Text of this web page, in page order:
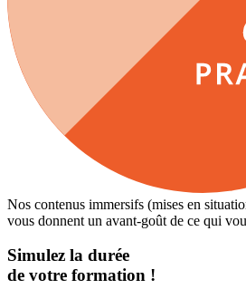
Nos contenus immersifs (mises en
vous donnent un avant-goût de ce qui
Simulez la durée
de votre formation !